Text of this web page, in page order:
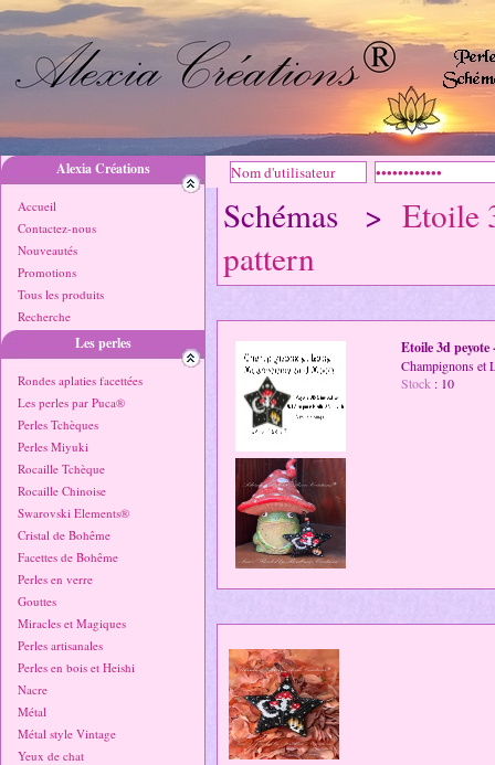
Alexia Créations
Accueil
Contactez-nous
Nouveautés
Promotions
Tous les produits
Recherche
Les perles
Rondes aplaties facettées
Les perles par Puca®
Perles Tchèques
Perles Miyuki
Rocaille Tchèque
Rocaille Chinoise
Swarovski Elements®
Cristal de Bohême
Facettes de Bohême
Perles en verre
Gouttes
Miracles et Magiques
Perles artisanales
Perles en bois et Heishi
Nacre
Métal
Métal style Vintage
Yeux de chat
Schémas > Etoile
pattern
Etoile 3d
Champignons et
Stock : 10